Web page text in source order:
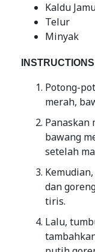
Kaldu
Telur
Minyak
INSTRUCTIONS
Potong-
merah,
Panaskan
bawang
setelah
dan
tiris.
Lalu,